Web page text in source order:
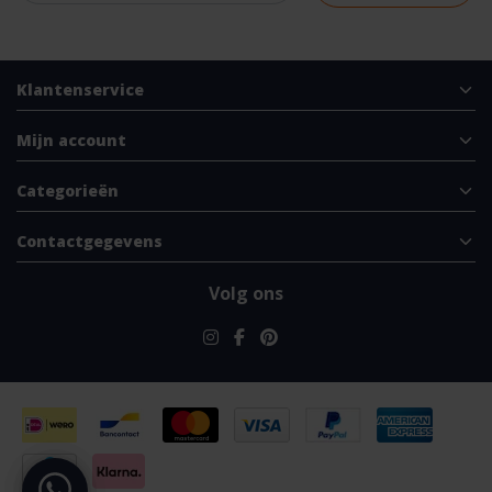
Klantenservice
Mijn account
Categorieën
Contactgegevens
Volg ons